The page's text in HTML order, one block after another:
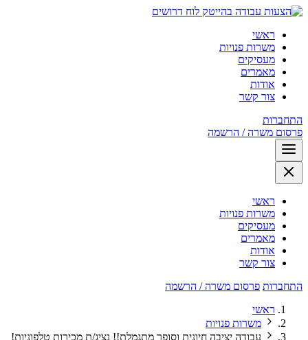
לוח דרושים
ראשי
משרות פנויות
מעסיקים
מאמרים
אודות
צור קשר
התחברות
פרסום משרה / הרשמה
ראשי
משרות פנויות
מעסיקים
מאמרים
אודות
צור קשר
התחברות פרסום משרה / הרשמה
ראשי
משרות פנויות
עבודה יציבה חיונית וסופר מתגמלת!! נציג/ת מכירות טלפוניות!